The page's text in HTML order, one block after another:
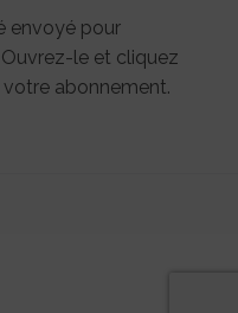
envoyé pour
le et cliquez
abonnement.